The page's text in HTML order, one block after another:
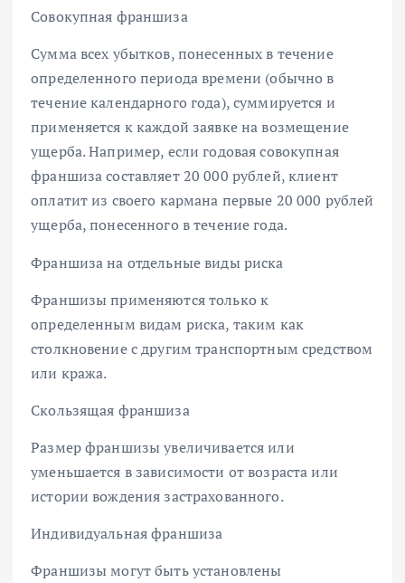
Совокупная франшиза
Сумма всех убытков, понесенных в течение
определенного периода времени (обычно в
течение календарного года), суммируется и
применяется к каждой заявке на возмещение
ущерба. Например, если годовая совокупная
франшиза составляет 20 000 рублей, клиент
оплатит из своего кармана первые 20 000 рублей
ущерба, понесенного в течение года.
Франшиза на отдельные виды риска
Франшизы применяются только к
определенным видам риска, таким как
столкновение с другим транспортным средством
или кража.
Скользящая франшиза
Размер франшизы увеличивается или
уменьшается в зависимости от возраста или
истории вождения застрахованного.
Индивидуальная франшиза
Франшизы могут быть установлены